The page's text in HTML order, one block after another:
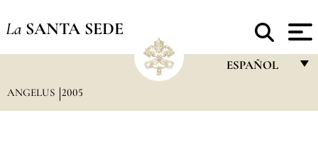
La SANTA SEDE
ESPAÑOL
ANGELUS 2005